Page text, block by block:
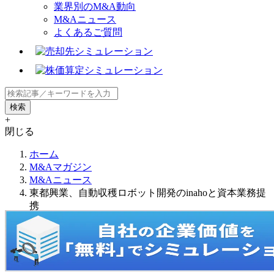
業界別のM&A動向
M&Aニュース
よくあるご質問
+
閉じる
ホーム
M&Aマガジン
M&Aニュース
東都興業、自動収穫ロボット開発のinahoと資本業務提
携